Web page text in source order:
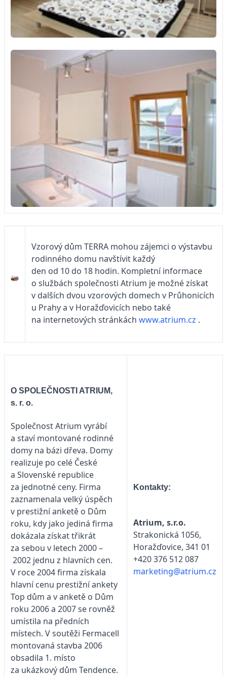
Vzorový dům TERRA mohou zájemci o výstavbu
rodinného domu navštívit každý
den od 10 do 18 hodin. Kompletní informace
o službách společnosti Atrium je možné získat
v dalších dvou vzorových domech v Průhonicích
u Prahy a v Horažďovicích nebo také
na internetových stránkách www.atrium.cz .
O SPOLEČNOSTI ATRIUM,
s. r. o.
Společnost Atrium vyrábí
a staví montované rodinné
domy na bázi dřeva. Domy
realizuje po celé České
a Slovenské republice
za jednotné ceny. Firma
zaznamenala velký úspěch
v prestižní anketě o Dům
roku, kdy jako jediná firma
dokázala získat třikrát
za sebou v letech 2000 –
2002 jednu z hlavních cen.
V roce 2004 firma získala
hlavní cenu prestižní ankety
Top dům a v anketě o Dům
roku 2006 a 2007 se rovněž
umístila na předních
místech. V soutěži Fermacell
montovaná stavba 2006
obsadila 1. místo
za ukázkový dům Tendence.
Kontakty:
Atrium, s.r.o.
Strakonická 1056,
Horažďovice, 341 01
+420 376 512 087
marketing@atrium.cz